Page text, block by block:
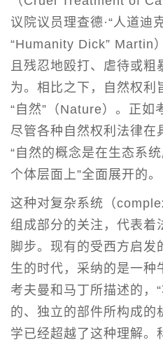
议院议员理查德·“人道迪
“Humanity Dick” Martin
且残忍地殴打、虐待或粗
为。相比之下，自然权利
“自然”（Nature）。正如
尽管各种自然权利法律在
“自然的概念是在生态系
个体层面上”全面展开的。
这种对复杂系统（
组成部分的关注，代表着
脚步。现有的受西方启发
生的时代，采纳的是一
考夫曼和马丁所描述的，
的、独立的部件所构成的
学已经超越了这种理解。